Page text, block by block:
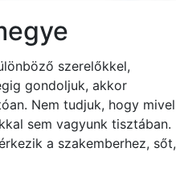
szerelőkkel,
gondoljuk, akkor
Nem tudjuk, hogy mivel
sem vagyunk tisztában.
a szakemberhez, sőt,